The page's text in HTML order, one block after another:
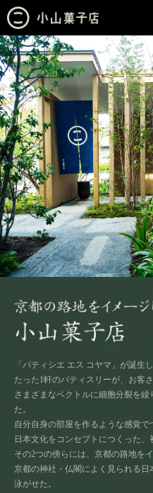
「パティシエ エス コヤマ」が誕生
たった1軒のパティスリーが、お客
さまざまなベクトルに細胞分裂を
た。
自分自身の部屋を作るような感覚で
日本文化をコンセプトにつくった、
その2つの傍らには、京都の路地を
京都の神社・仏閣によく見られる
泳がせた。